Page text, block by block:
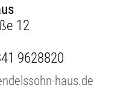
12
9628820
haus.de